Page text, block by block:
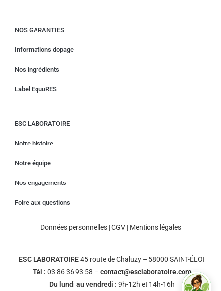
NOS GARANTIES
Informations dopage
Nos ingrédients
Label EquuRES
ESC LABORATOIRE
Notre histoire
Notre équipe
Nos engagements
Foire aux questions
Données personnelles|CGV| Mentions légales
ESC LABORATOIRE45 route de Chaluzy – 58000 SAINT-ÉLOI
Tél : 03 86 36 93 58 – contact@esclaboratoire.com
Du lundi au vendredi : 9h-12h et 14h-16h